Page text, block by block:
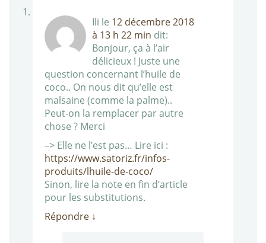
Ili le 12 décembre 2018
à 13 h 22 min dit:
Bonjour, ça à l’air
délicieux ! Juste une
question concernant l’huile de
coco.. On nous dit qu’elle est
malsaine (comme la palme)..
Peut-on la remplacer par autre
chose ? Merci
–> Elle ne l’est pas… Lire ici :
https://www.satoriz.fr/infos-
produits/lhuile-de-coco/
Sinon, lire la note en fin d’article
pour les substitutions.
Répondre ↓